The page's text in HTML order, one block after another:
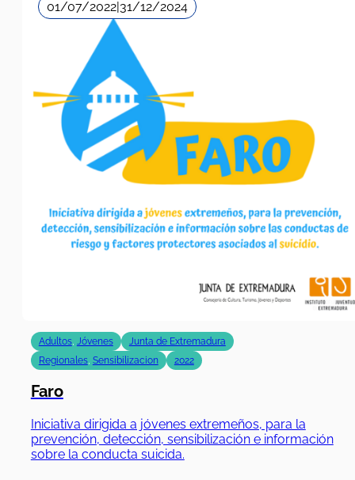
01/07/2022 31/12/2024
Adultos, Jóvenes
Junta de Extremadura
Regionales, Sensibilizacion 2022
Faro
Iniciativa dirigida a jóvenes extremeños, para la
prevención, detección, sensibilización e información
sobre la conducta suicida.